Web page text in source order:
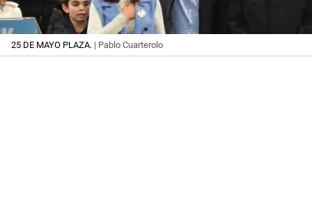
25 DE MAYO PLAZA. | Pablo Cuarterolo